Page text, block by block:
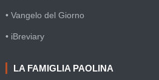
• Vangelo del Giorno
• iBreviary
LA FAMIGLIA PAOLINA